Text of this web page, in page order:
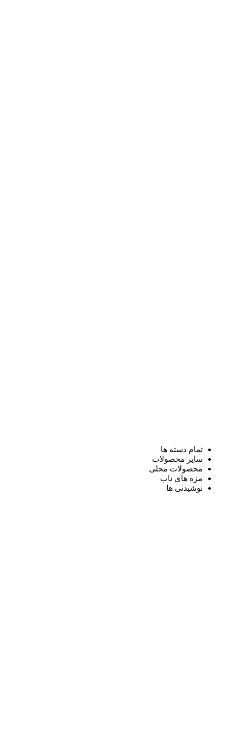
تمام دسته ها
سایر محصولات
محصولات محلی
مزه های ناب
نوشیدنی ها